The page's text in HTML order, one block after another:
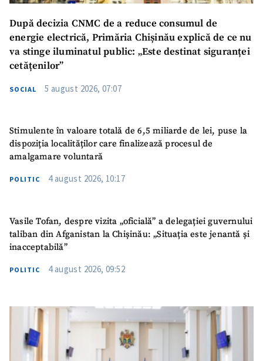
După decizia CNMC de a reduce consumul de
energie electrică, Primăria Chișinău explică de ce nu
va stinge iluminatul public: „Este destinat siguranței
cetățenilor”
SOCIAL 5 august 2026, 07:07
Stimulente în valoare totală de 6,5 miliarde de lei, puse la
dispoziția localităților care finalizează procesul de
amalgamare voluntară
POLITIC 4 august 2026, 10:17
Vasile Tofan, despre vizita „oficială” a delegației guvernului
taliban din Afganistan la Chișinău: „Situația este jenantă și
inacceptabilă”
POLITIC 4 august 2026, 09:52